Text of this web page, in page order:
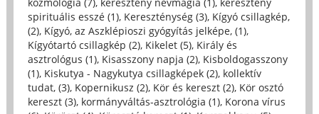
spirituális esszé (1), Kereszténység (3), Kígyó csillagkép,
(2), Kígyó, az Aszklépioszi gyógyítás jelképe, (1),
Kígyótartó csillagkép (2), Kikelet (5), Király és
asztrológus (1), Kisasszony napja (2), Kisboldogasszony
(1), Kiskutya - Nagykutya csillagképek (2), kollektív
tudat, (3), Kopernikusz (2), Kör és kereszt (2), Kör osztó
kereszt (3), kormányváltás-asztrológia (1), Korona vírus